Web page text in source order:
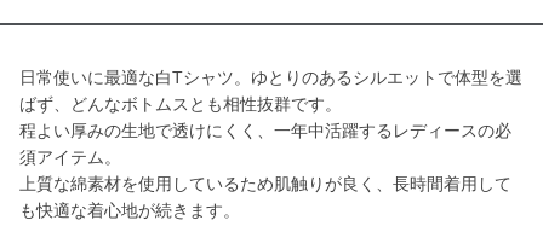
日常使いに最適な白Tシャツ。ゆとりのあるシルエットで体型を選
ばず、どんなボトムスとも相性抜群です。
程よい厚みの生地で透けにくく、一年中活躍するレディースの必
須アイテム。
上質な綿素材を使用しているため肌触りが良く、長時間着用して
も快適な着心地が続きます。